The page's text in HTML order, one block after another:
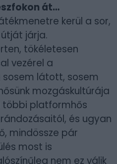
át…
kerül a sor,
járja.
tökéletesen
vezérel a
látott, sosem
mozgáskultúrája
többi platformhős
és ugyan
mindössze pár
most is
nem ez válik